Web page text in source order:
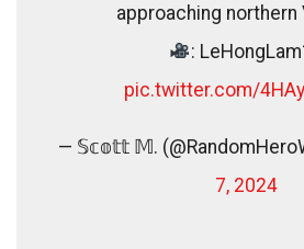
approaching northern
:
pic.twitter.com/
— 𝕊𝕔𝕠𝕥𝕥 𝕄.
7, 2024